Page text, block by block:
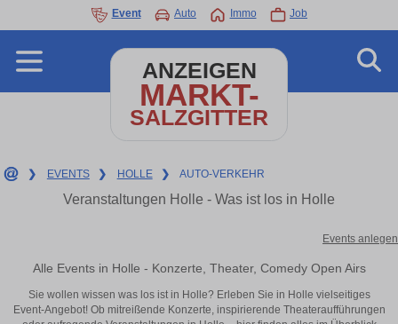
Event Auto Immo Job
ANZEIGEN
MARKT-
SALZGITTER
❯ EVENTS ❯ HOLLE ❯ AUTO-VERKEHR
Veranstaltungen Holle - Was ist los in Holle
Events anlegen
Alle Events in Holle - Konzerte, Theater, Comedy Open Airs
Sie wollen wissen was los ist in Holle? Erleben Sie in Holle vielseitiges
Event-Angebot! Ob mitreißende Konzerte, inspirierende Theateraufführungen